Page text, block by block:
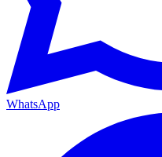
WhatsApp